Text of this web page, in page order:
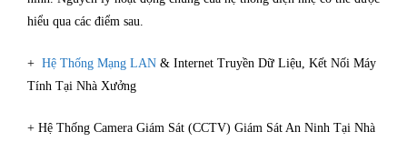
hiểu qua các điểm sau.
+ Hệ Thống Mạng LAN & Internet Truyền Dữ Liệu, Kết Nối Máy
Tính Tại Nhà Xưởng
+ Hệ Thống Camera Giám Sát (CCTV) Giám Sát An Ninh Tại Nhà